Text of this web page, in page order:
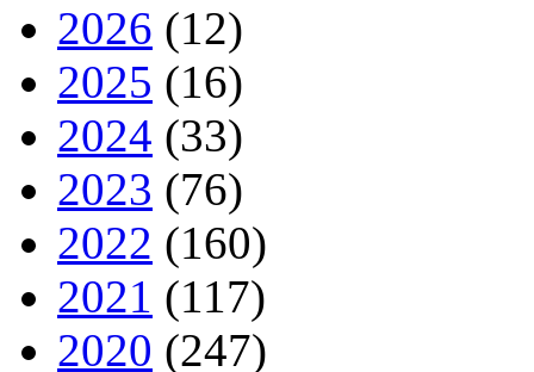
2026 (12)
2025 (16)
2024 (33)
2023 (76)
2022 (160)
2021 (117)
2020 (247)